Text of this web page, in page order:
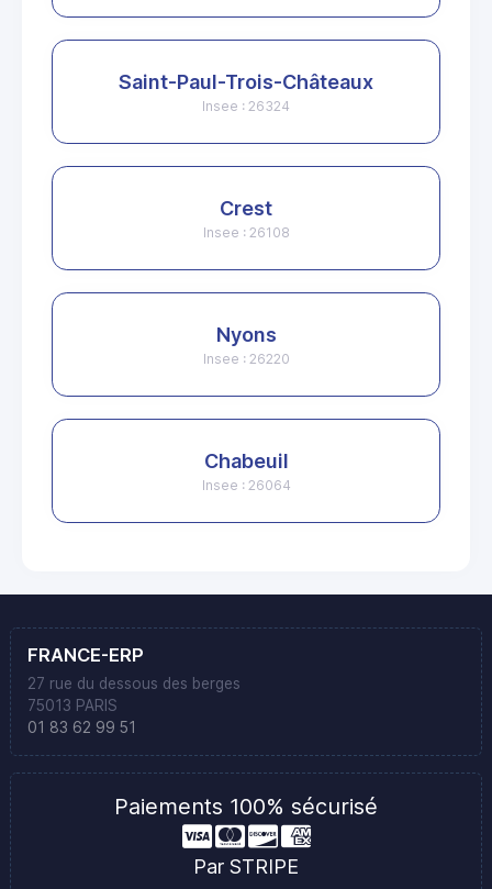
Saint-Paul-Trois-Châteaux
Insee : 26324
Crest
Insee : 26108
Nyons
Insee : 26220
Chabeuil
Insee : 26064
FRANCE-ERP
27 rue du dessous des berges
75013 PARIS
01 83 62 99 51
Paiements 100% sécurisé
Par STRIPE